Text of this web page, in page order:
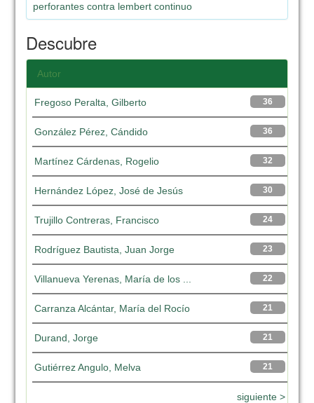
perforantes contra lembert continuo
Descubre
Autor
36
Fregoso Peralta, Gilberto
36
González Pérez, Cándido
32
Martínez Cárdenas, Rogelio
30
Hernández López, José de Jesús
24
Trujillo Contreras, Francisco
23
Rodríguez Bautista, Juan Jorge
22
Villanueva Yerenas, María de los ...
21
Carranza Alcántar, María del Rocío
21
Durand, Jorge
21
Gutiérrez Angulo, Melva
siguiente >